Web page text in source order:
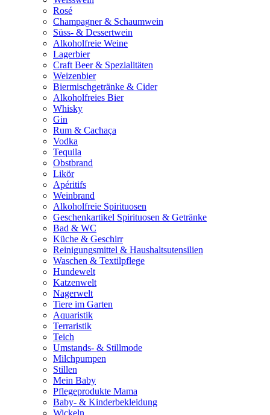
Rosé
Champagner & Schaumwein
Süss- & Dessertwein
Alkoholfreie Weine
Lagerbier
Craft Beer & Spezialitäten
Weizenbier
Biermischgetränke & Cider
Alkoholfreies Bier
Whisky
Gin
Rum & Cachaça
Vodka
Tequila
Obstbrand
Likör
Apéritifs
Weinbrand
Alkoholfreie Spirituosen
Geschenkartikel Spirituosen & Getränke
Bad & WC
Küche & Geschirr
Reinigungsmittel & Haushaltsutensilien
Waschen & Textilpflege
Hundewelt
Katzenwelt
Nagerwelt
Tiere im Garten
Aquaristik
Terraristik
Teich
Umstands- & Stillmode
Milchpumpen
Stillen
Mein Baby
Pflegeprodukte Mama
Baby- & Kinderbekleidung
Wickeln